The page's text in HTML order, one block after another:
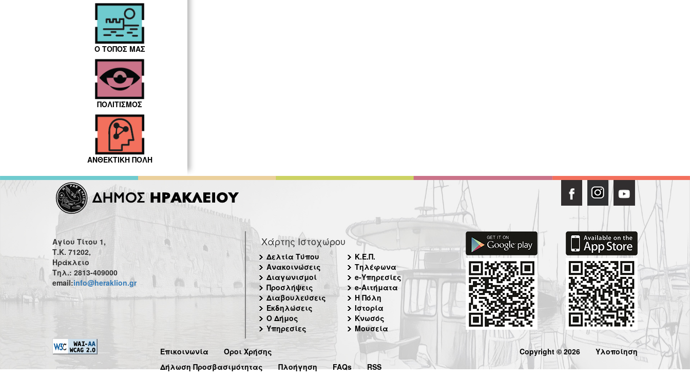
Ο ΤΟΠΟΣ ΜΑΣ
ΠΟΛΙΤΙΣΜΟΣ
ΑΝΘΕΚΤΙΚΗ ΠΟΛΗ
Αγίου Τίτου 1,
Τ.Κ. 71202,
Ηράκλειο
Τηλ.: 2813-409000
email:info@heraklion.gr
Χάρτης Ιστοχώρου
Δελτία Τύπου
Ανακοινώσεις
Διαγωνισμοί
Προσλήψεις
Διαβουλεύσεις
Εκδηλώσεις
Ο Δήμος
Υπηρεσίες
Κ.Ε.Π.
Τηλέφωνα
e-Υπηρεσίες
e-Αιτήματα
Η Πόλη
Ιστορία
Κνωσός
Μουσεία
Επικοινωνία
Όροι Χρήσης
Δήλωση Προσβασιμότητας
Πλοήγηση FAQs RSS
Copyright © 2026 Υλοποίηση